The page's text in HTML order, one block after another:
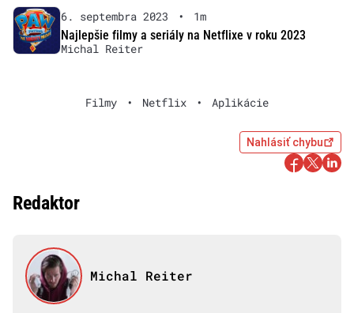
6. septembra 2023 •
1m
Najlepšie filmy a seriály na Netflixe v roku 2023
Michal Reiter
Filmy • Netflix • Aplikácie
Nahlásiť chybu
Redaktor
Michal Reiter